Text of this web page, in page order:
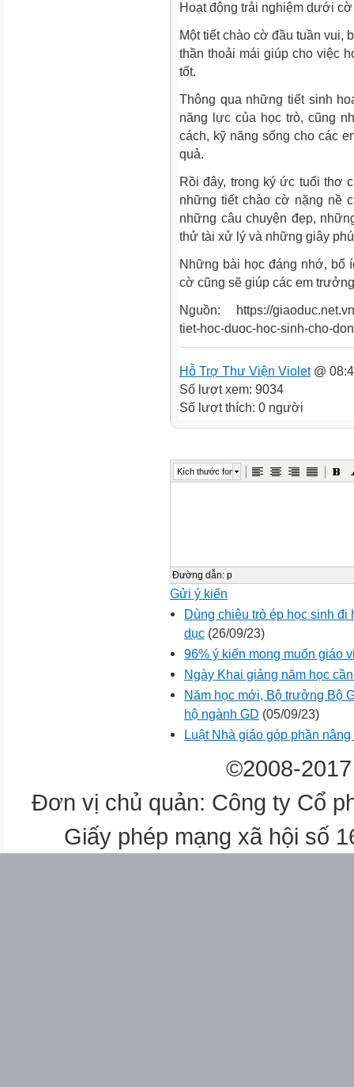
Hoạt động trải nghiệm dưới
Một tiết chào cờ đầu tuần vui,
thần thoải mái giúp cho việc
tốt.
Thông qua những tiết sinh
năng lực của học trò, cũng
cách, kỹ năng sống cho các
quả.
Rồi đây, trong ký ức tuổi thơ
những tiết chào cờ nặng nề
những câu chuyện đẹp,
thử tài xử lý và những giây
Những bài học đáng nhớ, bổ
cờ cũng sẽ giúp các em
Nguồn: https://
tiet-hoc-duoc-hoc-sinh-cho-
Hỗ Trợ Thư Viện Violet@
Số lượt xem: 9034
Số lượt thích: 0 người
Kích thước font
Đường dẫn: p
Gửi ý kiến
Dùng chiêu trò ép học sinh đi
dục (26/09/23)
96% ý kiến mong muốn giáo
Ngày Khai giảng năm học
Năm học mới, Bộ trưởng Bộ
hộ ngành GD (05/09/23)
Luật Nhà giáo góp phần
©2008-
Đơn vị chủ quản: Công ty Cổ
Giấy phép mạng xã hội số